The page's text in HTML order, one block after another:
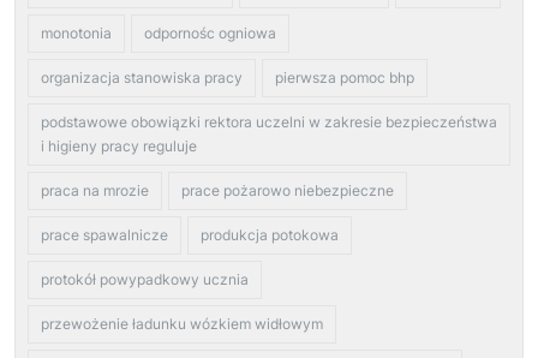
monotonia odpornośc ogniowa
organizacja stanowiska pracy pierwsza pomoc bhp
podstawowe obowiązki rektora uczelni w zakresie bezpieczeństwa
i higieny pracy reguluje
praca na mrozie prace pożarowo niebezpieczne
prace spawalnicze produkcja potokowa
protokół powypadkowy ucznia
przewożenie ładunku wózkiem widłowym